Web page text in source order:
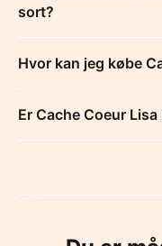
sort?
Hvor kan jeg købe
Er Cache Coeur